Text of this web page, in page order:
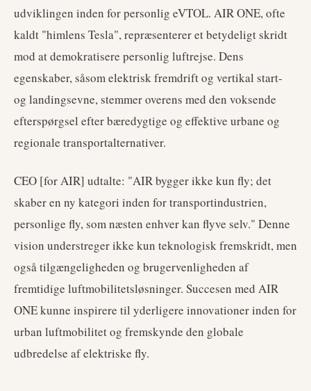
udviklingen inden for personlig eVTOL. AIR ONE, ofte
kaldt "himlens Tesla", repræsenterer et betydeligt skridt
mod at demokratisere personlig luftrejse. Dens
egenskaber, såsom elektrisk fremdrift og vertikal start-
og landingsevne, stemmer overens med den voksende
efterspørgsel efter bæredygtige og effektive urbane og
regionale transportalternativer.
CEO [for AIR] udtalte: "AIR bygger ikke kun fly; det
skaber en ny kategori inden for transportindustrien,
personlige fly, som næsten enhver kan flyve selv." Denne
vision understreger ikke kun teknologisk fremskridt, men
også tilgængeligheden og brugervenligheden af
fremtidige luftmobilitetsløsninger. Succesen med AIR
ONE kunne inspirere til yderligere innovationer inden for
urban luftmobilitet og fremskynde den globale
udbredelse af elektriske fly.